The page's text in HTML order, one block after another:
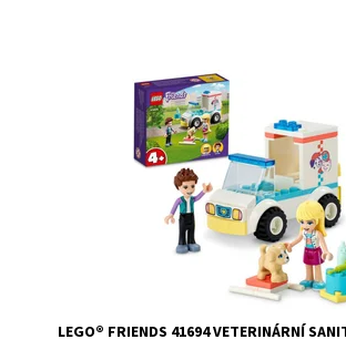
Veterinární sanitka s figurkou pejska a
Stephanie a Ethanem
Dostupnost:
Skladem2
9798
LEGO
LEGO® FRIENDS 41694 VETERINÁRNÍ